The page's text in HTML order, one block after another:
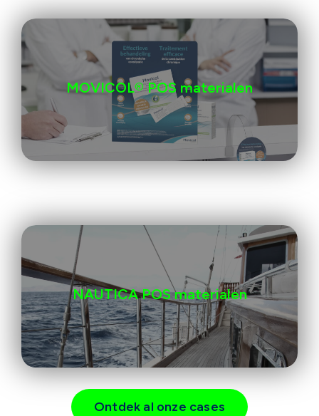
MOVICOL® POS materialen
NAUTICA POS materialen
Ontdek al onze cases